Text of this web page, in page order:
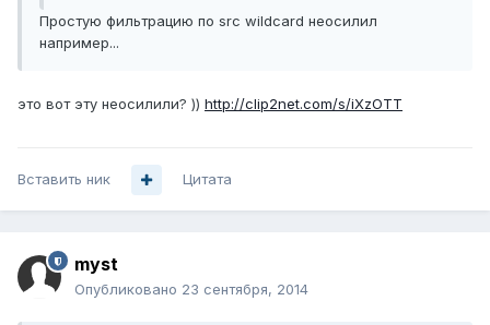
Простую фильтрацию по src wildcard неосилил
например...
это вот эту неосилили? )) http://clip2net.com/s/iXzOTT
Вставить ник Цитата
myst
Опубликовано 23 сентября, 2014